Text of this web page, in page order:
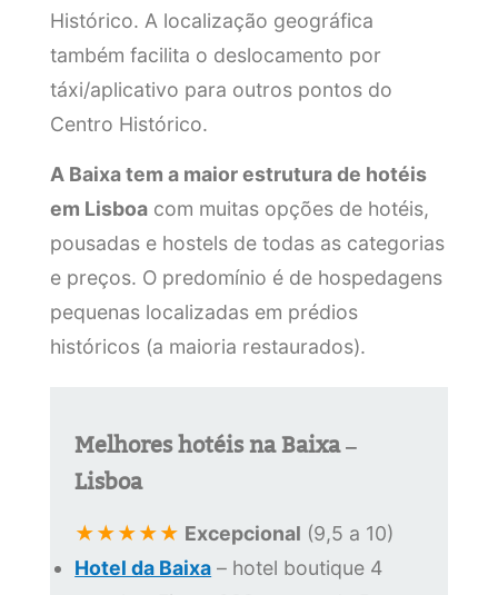
Histórico. A localização geográfica
também facilita o deslocamento por
táxi/aplicativo para outros pontos do
Centro Histórico.
A Baixa tem a maior estrutura de hotéis
em Lisboacom muitas opções de hotéis,
pousadas e hostels de todas as categorias
e preços. O predomínio é de hospedagens
pequenas localizadas em prédios
históricos (a maioria restaurados).
Melhores hotéis na Baixa –
Lisboa
★★★★★ Excepcional (9,5 a 10)
Hotel da Baixa – hotel boutique 4